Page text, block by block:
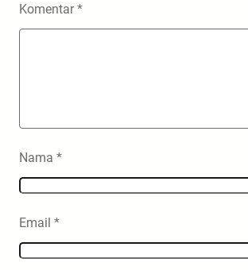
Komentar*
Nama *
Email *